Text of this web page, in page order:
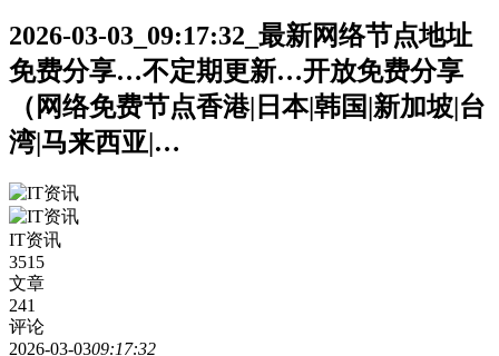
2026-03-03_09:17:32_最新网络节点地址
免费分享…不定期更新…开放免费分享
（网络免费节点香港|日本|韩国|新加坡|台
湾|马来西亚|…
IT资讯
3515
文章
241
评论
2026-03-0309:17:32